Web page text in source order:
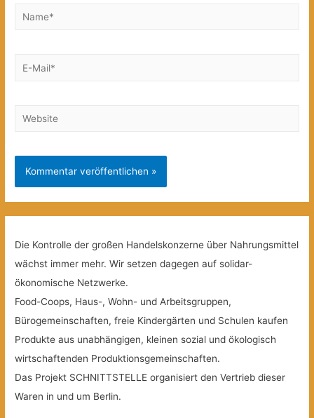
Name*
E-
Website
Die Kontrolle der großen Handelskonzerne über Nahrungsmittel
wächst immer mehr. Wir setzen dagegen auf solidar-
ökonomische Netzwerke.
Food-Coops, Haus-, Wohn- und Arbeitsgruppen,
Bürogemeinschaften, freie Kindergärten und Schulen kaufen
Produkte aus unabhängigen, kleinen sozial und ökologisch
wirtschaftenden Produktionsgemeinschaften.
Das Projekt SCHNITTSTELLE organisiert den Vertrieb dieser
Waren in und um Berlin.